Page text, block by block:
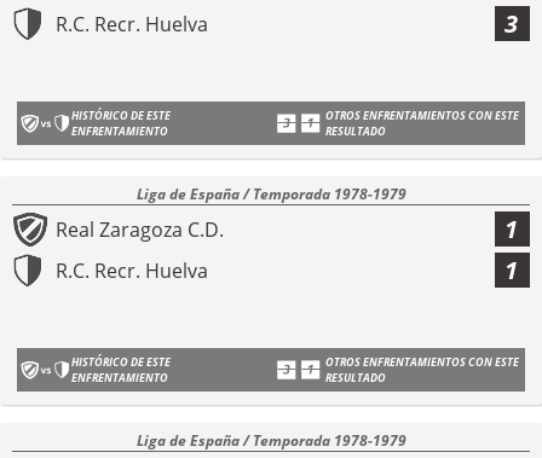
R.C. Recr. Huelva 3
HISTÓRICO DE ESTE
ENFRENTAMIENTO
OTROS ENFRENTAMIENTOS CON ESTE
RESULTADO
Liga de España / Temporada 1978-1979
Real Zaragoza C.D. 1
R.C. Recr. Huelva 1
HISTÓRICO DE ESTE
ENFRENTAMIENTO
OTROS ENFRENTAMIENTOS CON ESTE
RESULTADO
Liga de España / Temporada 1978-1979